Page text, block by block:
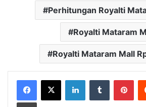
Perhitungan Royalti
Royalti Mataram
Royalti Mataram Mall
LinkedInTumblr
Cetak